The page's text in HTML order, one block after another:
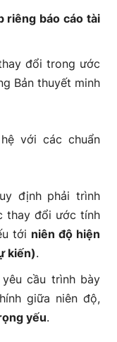
riêng báo cáo tài
đổi trong ước
Bản thuyết minh
với các chuẩn
định phải trình
thay đổi ước tính
tới niên độ hiện
kiến).
yêu cầu trình bày
giữa niên độ,
yếu.